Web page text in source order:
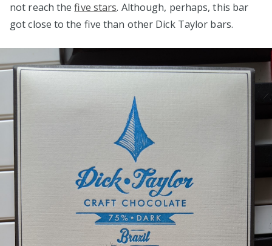
not reach thefive stars. Although, perhaps, this bar
got close to the five than other Dick Taylor bars.